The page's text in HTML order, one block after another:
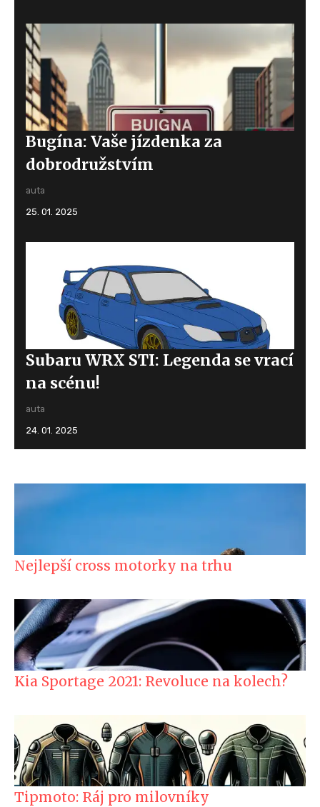
Bugína: Vaše jízdenka za
dobrodružstvím
auta
25. 01. 2025
Subaru WRX STI: Legenda se vrací
na scénu!
auta
24. 01. 2025
Nejlepší cross motorky na trhu
Kia Sportage 2021: Revoluce na kolech?
Tipmoto: Ráj pro milovníky